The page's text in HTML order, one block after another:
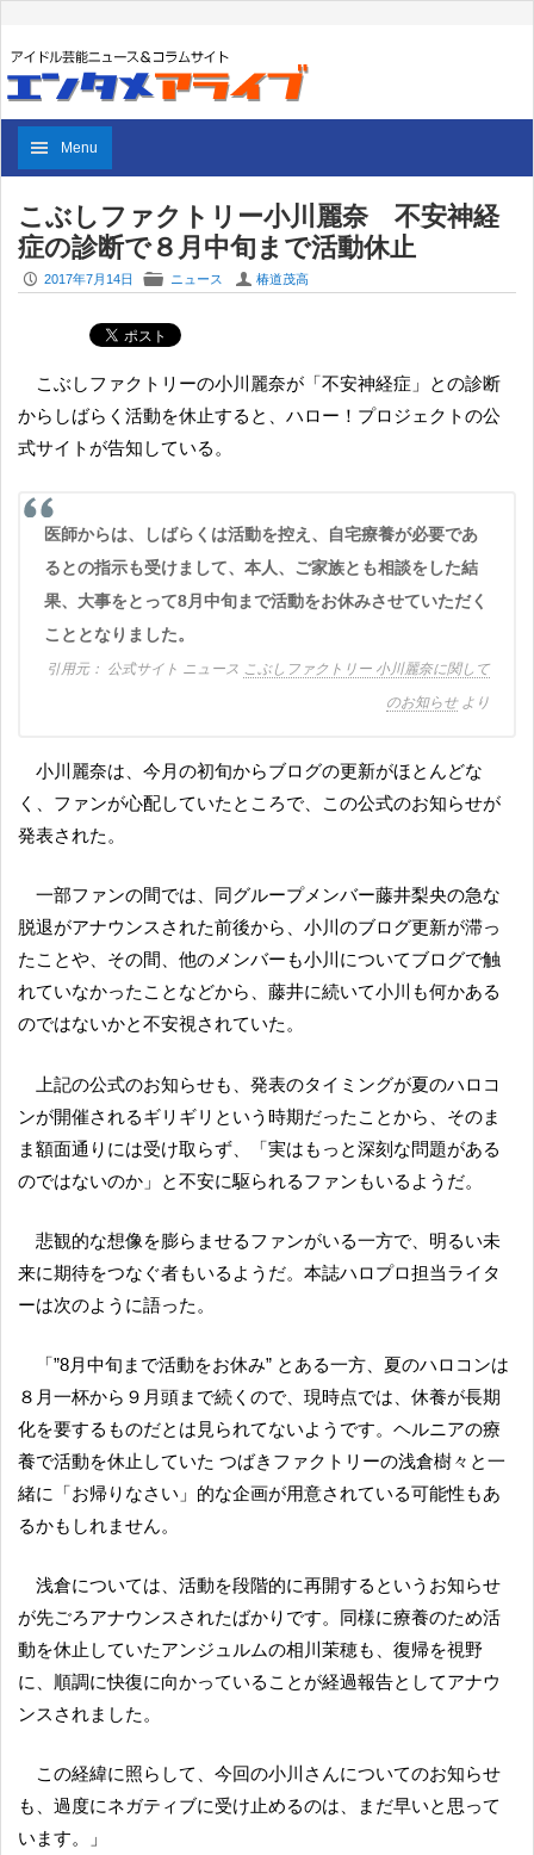
Menu
こぶしファクトリー小川麗奈 不安神経
症の診断で８月中旬まで活動休止
P 2017年7月14日 F ニュース U 椿道茂高
こぶしファクトリーの小川麗奈が「不安神経症」との診断
からしばらく活動を休止すると、ハロー！プロジェクトの公
式サイトが告知している。
医師からは、しばらくは活動を控え、自宅療養が必要であ
るとの指示も受けまして、本人、ご家族とも相談をした結
果、大事をとって8月中旬まで活動をお休みさせていただく
こととなりました。
公式サイト ニュース こぶしファクトリー 小川麗奈に関して
のお知らせより
小川麗奈は、今月の初旬からブログの更新がほとんどな
く、ファンが心配していたところで、この公式のお知らせが
発表された。
一部ファンの間では、同グループメンバー藤井梨央の急な
脱退がアナウンスされた前後から、小川のブログ更新が滞っ
たことや、その間、他のメンバーも小川についてブログで触
れていなかったことなどから、藤井に続いて小川も何かある
のではないかと不安視されていた。
上記の公式のお知らせも、発表のタイミングが夏のハロコ
ンが開催されるギリギリという時期だったことから、そのま
ま額面通りには受け取らず、「実はもっと深刻な問題がある
のではないのか」と不安に駆られるファンもいるようだ。
悲観的な想像を膨らませるファンがいる一方で、明るい未
来に期待をつなぐ者もいるようだ。本誌ハロプロ担当ライタ
ーは次のように語った。
「”8月中旬まで活動をお休み” とある一方、夏のハロコンは
８月一杯から９月頭まで続くので、現時点では、休養が長期
化を要するものだとは見られてないようです。ヘルニアの療
養で活動を休止していた つばきファクトリーの浅倉樹々と一
緒に「お帰りなさい」的な企画が用意されている可能性もあ
るかもしれません。
浅倉については、活動を段階的に再開するというお知らせ
が先ごろアナウンスされたばかりです。同様に療養のため活
動を休止していたアンジュルムの相川茉穂も、復帰を視野
に、順調に快復に向かっていることが経過報告としてアナウ
ンスされました。
この経緯に照らして、今回の小川さんについてのお知らせ
も、過度にネガティブに受け止めるのは、まだ早いと思って
います。」